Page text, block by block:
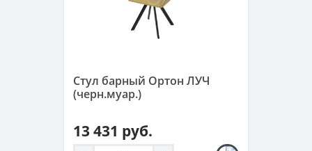
Стул барный Ортон ЛУЧ
(черн.муар.)
13 431 руб.